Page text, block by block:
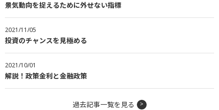
景気動向を捉えるために外せない指標
2021/11/05
投資のチャンスを見極める
2021/10/01
解説！政策金利と金融政策
過去記事一覧を見る